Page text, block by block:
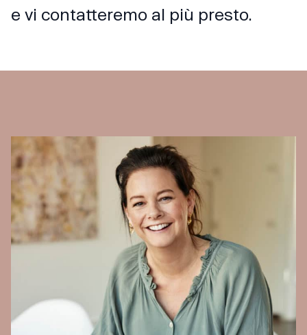
e vi contatteremo al più presto.